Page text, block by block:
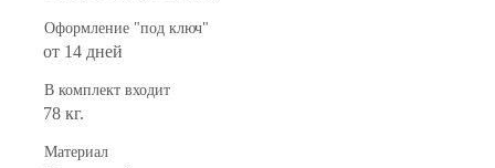
Оформление "под ключ"
от 14 дней
В комплект входит
78 кг.
Материал